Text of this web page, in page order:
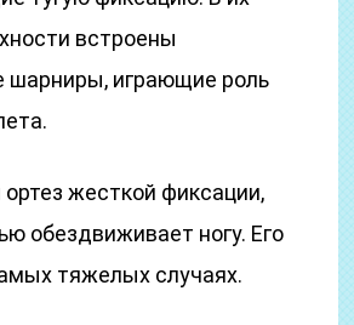
встроены
шарниры, играющие роль
жесткой фиксации,
обездвиживает ногу. Его
тяжелых случаях.